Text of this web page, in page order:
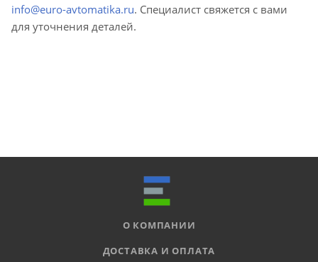
info@euro-avtomatika.ru. Специалист свяжется с вами
для уточнения деталей.
О КОМПАНИИ
ДОСТАВКА И ОПЛАТА